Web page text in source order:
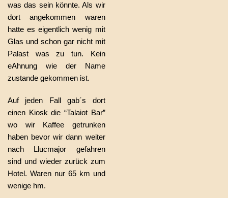
was das sein könnte. Als wir
dort angekommen waren
hatte es eigentlich wenig mit
Glas und schon gar nicht mit
Palast was zu tun. Kein
eAhnung wie der Name
zustande gekommen ist.
Auf jeden Fall gab´s dort
einen Kiosk die “Talaiot Bar”
wo wir Kaffee getrunken
haben bevor wir dann weiter
nach Llucmajor gefahren
sind und wieder zurück zum
Hotel. Waren nur 65 km und
wenige hm.